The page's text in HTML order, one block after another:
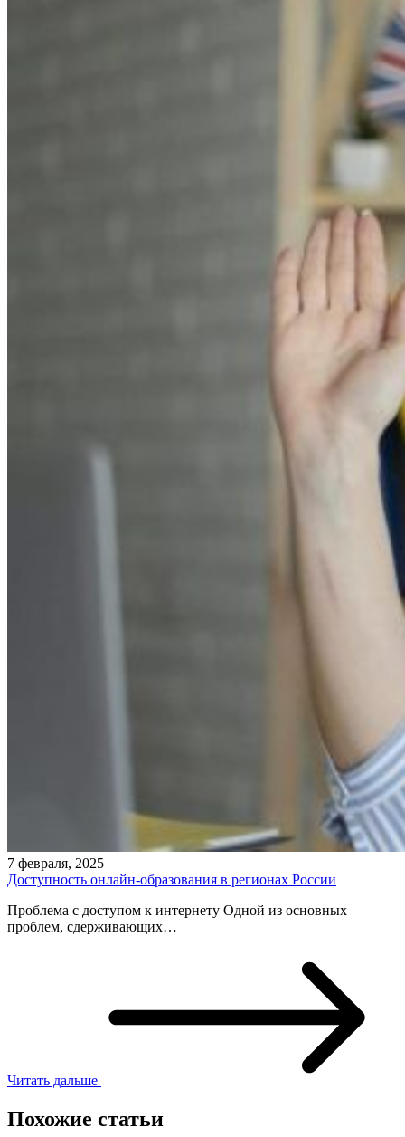
7 февраля, 2025
Доступность онлайн-образования в регионах России
Проблема с доступом к интернету Одной из основных
проблем, сдерживающих…
Читать дальше
Похожие статьи